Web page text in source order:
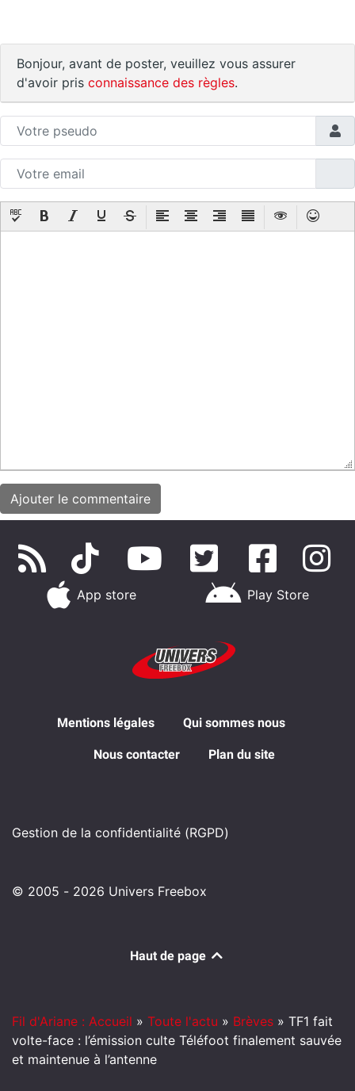
Bonjour, avant de poster, veuillez vous assurer
d'avoir pris connaissance des règles.
App store Play Store
Mentions légales Qui sommes nous
Nous contacter Plan du site
Gestion de la confidentialité (RGPD)
© 2005 - 2026 Univers Freebox
Haut de page
Fil d'Ariane : Accueil » Toute l'actu » Brèves » TF1 fait
volte-face : l’émission culte Téléfoot finalement sauvée
et maintenue à l’antenne